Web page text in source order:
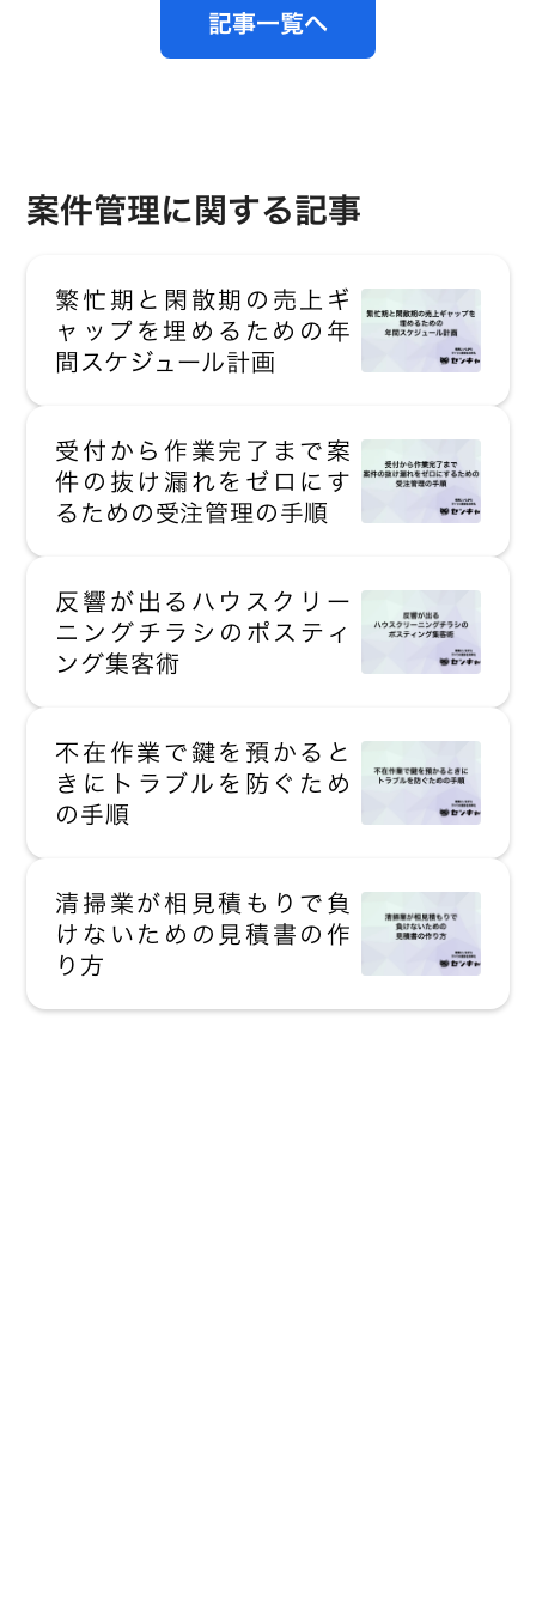
記事一覧へ
案件管理に関する記事
繁忙期と閑散期の売上ギ
ャップを埋めるための年
間スケジュール計画
受付から作業完了まで案
件の抜け漏れをゼロにす
るための受注管理の手順
反響が出るハウスクリー
ニングチラシのポスティ
ング集客術
不在作業で鍵を預かると
きにトラブルを防ぐため
の手順
清掃業が相見積もりで負
けないための見積書の作
り方